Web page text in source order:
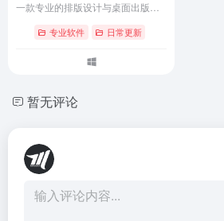
专业软件 日常更新
暂无评论